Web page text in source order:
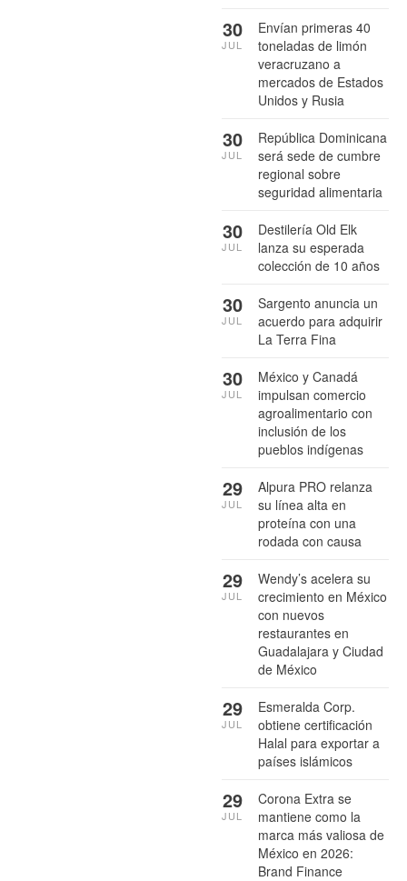
Envían primeras 40
toneladas de limón
veracruzano a
mercados de Estados
Unidos y Rusia
30
JUL
República Dominicana
será sede de cumbre
regional sobre
seguridad alimentaria
30
JUL
Destilería Old Elk
lanza su esperada
colección de 10 años
30
JUL
Sargento anuncia un
acuerdo para adquirir
La Terra Fina
30
JUL
México y Canadá
impulsan comercio
agroalimentario con
inclusión de los
pueblos indígenas
30
JUL
Alpura PRO relanza
su línea alta en
proteína con una
rodada con causa
29
JUL
Wendy’s acelera su
crecimiento en México
con nuevos
restaurantes en
Guadalajara y Ciudad
de México
29
JUL
Esmeralda Corp.
obtiene certificación
Halal para exportar a
países islámicos
29
JUL
Corona Extra se
mantiene como la
marca más valiosa de
México en 2026:
Brand Finance
29
JUL